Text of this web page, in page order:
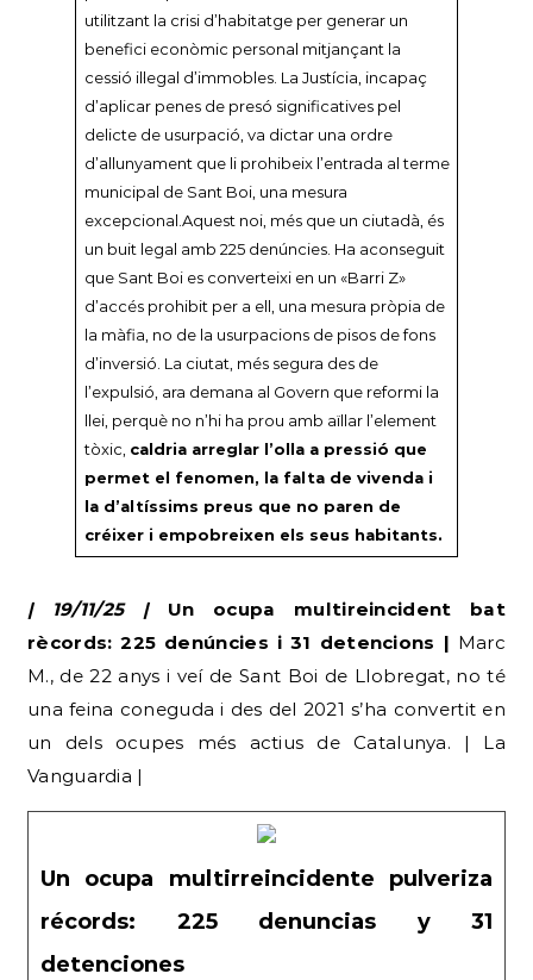
utilitzant la crisi d’habitatge per generar un
benefici econòmic personal mitjançant la
cessió il·legal d’immobles. La Justícia, incapaç
d’aplicar penes de presó significatives pel
delicte de usurpació, va dictar una ordre
d’allunyament que li prohibeix l’entrada al terme
municipal de Sant Boi, una mesura
excepcional.Aquest noi, més que un ciutadà, és
un buit legal amb 225 denúncies. Ha aconseguit
que Sant Boi es converteixi en un «Barri Z»
d’accés prohibit per a ell, una mesura pròpia de
la màfia, no de la usurpacions de pisos de fons
d’inversió. La ciutat, més segura des de
l’expulsió, ara demana al Govern que reformi la
llei, perquè no n’hi ha prou amb aïllar l’element
tòxic, caldria arreglar l’olla a pressió que
permet el fenomen, la falta de vivenda i
la d’altíssims preus que no paren de
créixer i empobreixen els seus habitants.
| 19/11/25 |Un ocupa multireincident bat
rècords: 225 denúncies i 31 detencions | Marc
M., de 22 anys i veí de Sant Boi de Llobregat, no té
una feina coneguda i des del 2021 s’ha convertit en
un dels ocupes més actius de Catalunya. | La
Vanguardia |
Un ocupa multirreincidente pulveriza
récords: 225 denuncias y 31
detenciones